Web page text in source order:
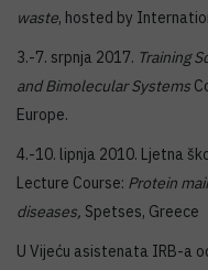
waste, hosted by
3.-7. srpnja 2017. Training
and Bimolecular Systems
Europe.
4.-10. lipnja 2010. Ljetna
Lecture Course: Protein
diseases, Spetses, Greece
U Vijeću asistenata IRB-a